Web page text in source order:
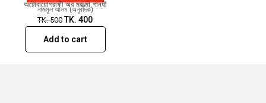
অটোবায়োগ্রাফী অব মহাত্মা গান্ধী
নাজমুল আলম (অনুবাদক)
TK.500 TK. 400
Add to cart